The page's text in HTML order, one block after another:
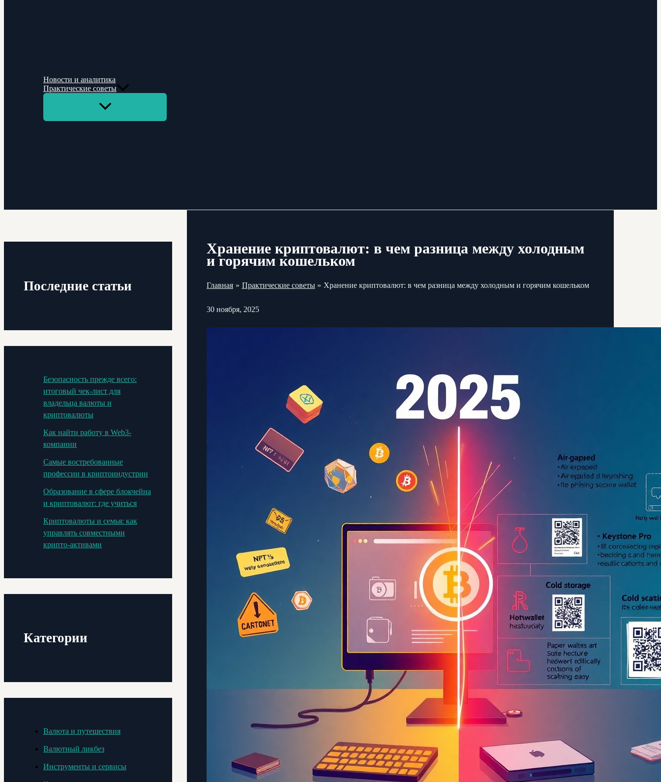
Новости и аналитика
Практические советы
Переключатель
Последние статьи
Безопасность прежде всего:
итоговый чек-лист для
владельца валюты и
криптовалюты
Как найти работу в Web3-
компании
Самые востребованные
профессии в криптоиндустрии
Образование в сфере блокчейна
и криптовалют: где учиться
Криптовалюты и семья: как
управлять совместными
крипто-активами
Категории
Валюта и путешествия
Валютный ликбез
Инструменты и сервисы
Хранение криптовалют: в чем разница между холодным
и горячим кошельком
Главная Практические советы Хранение криптовалют: в чем разница между холодным и горячим кошельком
30 ноября, 2025